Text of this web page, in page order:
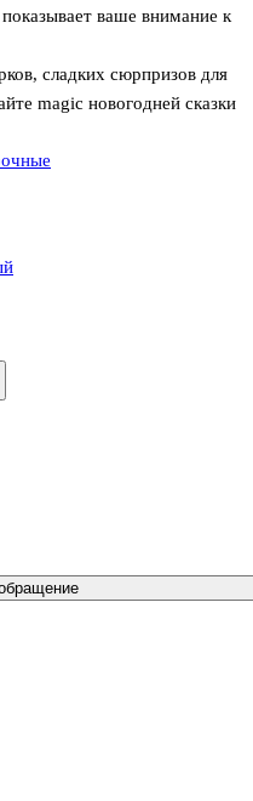
ваше внимание к
сладких сюрпризов для
magic новогодней сказки